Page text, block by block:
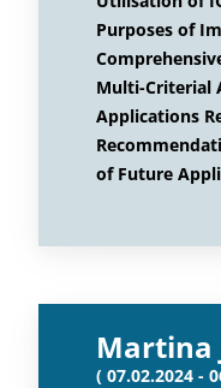
Purposes of
Multi-Criterial
Applications
of Future
Martina
( 07.02.2024 -